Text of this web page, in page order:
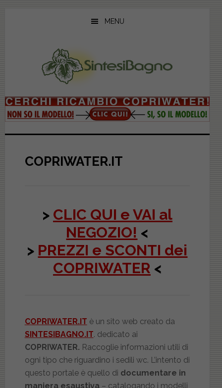
MENU
COPRIWATER.IT
> CLIC QUI e VAI al
NEGOZIO! <
> PREZZI e SCONTI dei
COPRIWATER <
COPRIWATER.IT è un sito web creato da
SINTESIBAGNO.IT. dedicato ai
COPRIWATER. Raccoglie informazioni utili di
ogni tipo che riguardino i sedili wc. L’intento di
questo portale è quello di documentare in
maniera esaustiva– catalogando i modelli